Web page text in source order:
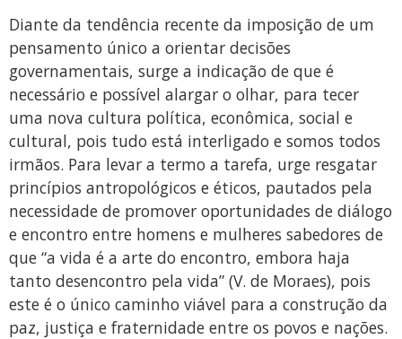
Diante da tendência recente da imposição de um
pensamento único a orientar decisões
governamentais, surge a indicação de que é
necessário e possível alargar o olhar, para tecer
uma nova cultura política, econômica, social e
cultural, pois tudo está interligado e somos todos
irmãos. Para levar a termo a tarefa, urge resgatar
princípios antropológicos e éticos, pautados pela
necessidade de promover oportunidades de diálogo
e encontro entre homens e mulheres sabedores de
que “a vida é a arte do encontro, embora haja
tanto desencontro pela vida” (V. de Moraes), pois
este é o único caminho viável para a construção da
paz, justiça e fraternidade entre os povos e nações.